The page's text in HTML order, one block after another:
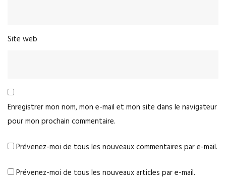
Site web
Enregistrer mon nom, mon e-mail et mon site dans le navigateur
pour mon prochain commentaire.
Prévenez-moi de tous les nouveaux commentaires par e-mail.
Prévenez-moi de tous les nouveaux articles par e-mail.